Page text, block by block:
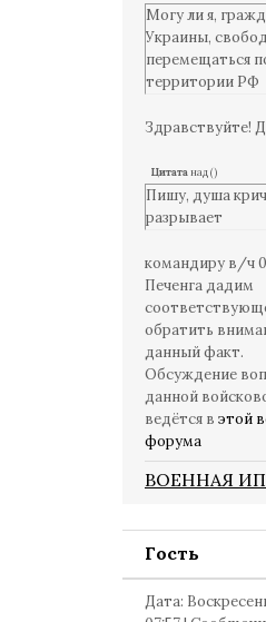
Могу ли я,
Украины,
перемещаться
территории РФ
Здравствуйте!
Цитатанад()
Пишу, душа
разрывает
командиру в/ч
Печенга дадим
обратить
данный факт.
Обсуждение
данной
ведётся в этой
форума
ВОЕННАЯ
Гость
Дата: